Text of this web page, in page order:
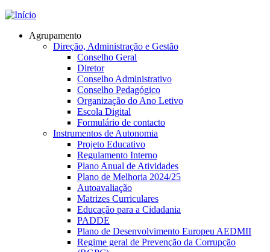
Jump to navigation
Agrupamento
Direção, Administração e Gestão
Conselho Geral
Diretor
Conselho Administrativo
Conselho Pedagógico
Organização do Ano Letivo
Escola Digital
Formulário de contacto
Instrumentos de Autonomia
Projeto Educativo
Regulamento Interno
Plano Anual de Atividades
Plano de Melhoria 2024/25
Autoavaliação
Matrizes Curriculares
Educação para a Cidadania
PADDE
Plano de Desenvolvimento Europeu AEDMII
Regime geral de Prevenção da Corrupção